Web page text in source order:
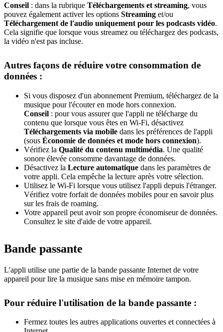
Conseil : dans la rubrique Téléchargements et streaming, vous
pouvez également activer les options Streaming et/ou
Téléchargement de l'audio uniquement pour les podcasts vidéo.
Cela signifie que lorsque vous streamez ou téléchargez des podcasts,
la vidéo n'est pas incluse.
Autres façons de réduire votre consommation de
données :
Si vous disposez d'un abonnement Premium, téléchargez de la
musique pour l'écouter en mode hors connexion.
Conseil : pour vous assurer que l'appli ne télécharge du
contenu que lorsque vous êtes en Wi-Fi, désactivez
Téléchargements via mobile dans les préférences de l'appli
(sous Économie de données et mode hors connexion).
Vérifiez la Qualité du contenu multimédia. Une qualité
sonore élevée consomme davantage de données.
Désactivez la Lecture automatique dans les paramètres de
votre appli. Cela empêche la lecture après votre sélection.
Utilisez le Wi-Fi lorsque vous utilisez l'appli depuis l'étranger.
Vérifiez votre forfait de données mobiles pour en savoir plus
sur les frais de roaming.
Votre appareil peut avoir son propre économiseur de données.
Consultez le site d'aide de votre appareil.
Bande passante
L'appli utilise une partie de la bande passante Internet de votre
appareil pour lire la musique sans mise en mémoire tampon.
Pour réduire l'utilisation de la bande passante :
Fermez toutes les autres applications ouvertes et connectées à